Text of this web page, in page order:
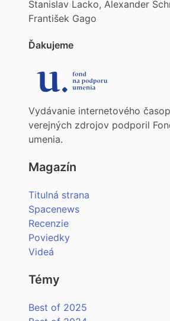
Stanislav Lacko, Alexander
František Gago
Ďakujeme
Vydávanie internetového
verejných zdrojov podporil
umenia.
Magazín
Titulná strana
Spacenews
Recenzie
Poviedky
Videá
Témy
Best of 2025